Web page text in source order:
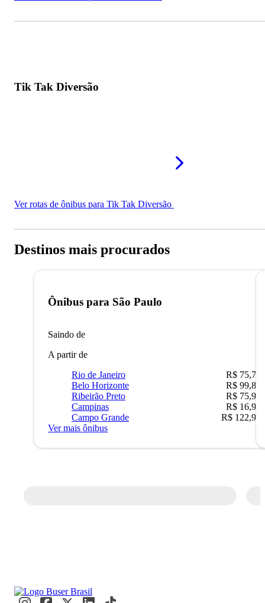
Tik Tak Diversão
Ver rotas de ônibus para Tik Tak Diversão
Destinos mais procurados
Ônibus para São Paulo
Saindo de
A partir de
Rio de Janeiro
R$ 75,77
Belo Horizonte
R$ 99,89
Ribeirão Preto
R$ 75,90
Campinas
R$ 16,90
Campo Grande
R$ 122,90
Ver mais ônibus